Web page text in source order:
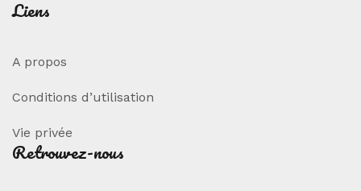
Liens
A propos
Conditions d’utilisation
Vie privée
Retrouvez-nous